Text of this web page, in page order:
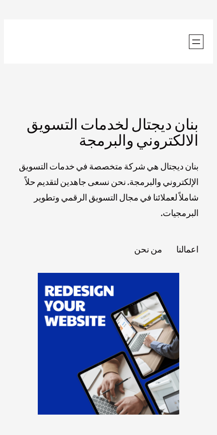
المحتوى
بنان ديجتال لخدمات التسويق
الالكتروني والبرمجة
بنان ديجتال هي شركة متخصصة في خدمات التسويق
الإلكتروني والبرمجة. نحن نسعى جاهدين لتقديم حلاً
شاملاً لعملائنا في مجال التسويق الرقمي وتطوير
البرمجيات.
اعمالنا من نحن